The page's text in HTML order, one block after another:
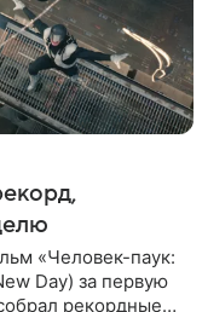
«Человек-паук:
Day) за первую
рекордные